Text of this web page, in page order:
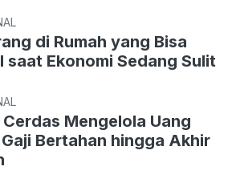
di Rumah yang Bisa
saat Ekonomi Sedang Sulit
Cerdas Mengelola Uang
Bertahan hingga Akhir